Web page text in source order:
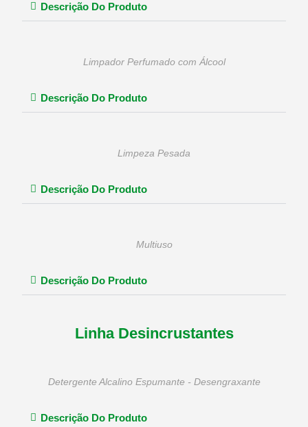
Descrição Do Produto
Limpador Perfumado com Álcool
Descrição Do Produto
Limpeza Pesada
Descrição Do Produto
Multiuso
Descrição Do Produto
Linha Desincrustantes
Detergente Alcalino Espumante - Desengraxante
Descrição Do Produto